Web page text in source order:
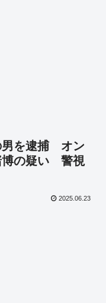
男を逮捕 オン
博の疑い 警視
2025.06.23